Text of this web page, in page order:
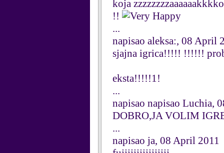
koja
!!
...
napisao aleksa:, 08 April
sjajna igrica!!!!! !!!!!!
eksta!!!!!1!
...
napisao napisao Luchia,
DOBRO,JA VOLIM
...
napisao ja, 08 April 2011